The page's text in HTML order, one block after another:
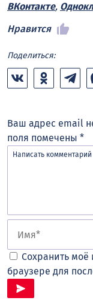
ВКонтакте,
Нравится
Поделиться:
Ваш адрес email
поля помечены *
Сохранить моё
браузере для